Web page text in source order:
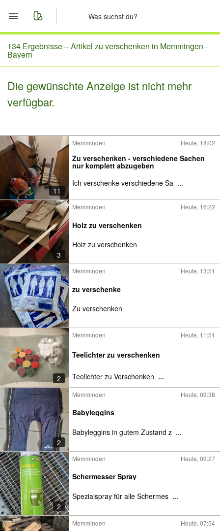
Start
Merkliste
Nachrichten
134 Ergebnisse –Artikel zu verschenken in Memmingen -
Bayern
Die gewünschte Anzeige ist nicht mehr
verfügbar.
11
Memmingen Heute, 18:02
Zu verschenken - verschiedene Sachen
nur komplett abzugeben
Ich verschenke verschiedene Sa ...
3
Memmingen Heute, 16:22
Holz zu verschenken
Holz zu verschenken
Memmingen Heute, 13:51
zu verschenke
Zu verschenken
2
Memmingen Heute, 11:51
Teelichter zu verschenken
Teelichter zu Verschenken ...
2
Memmingen Heute, 09:38
Babyleggins
Babyleggins in gutem Zustand z ...
2
Memmingen Heute, 09:27
Schermesser Spray
Spezialspray für alle Schermes ...
Memmingen Heute, 07:54